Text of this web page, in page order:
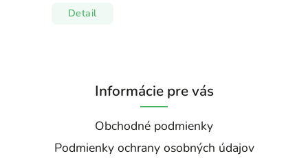
Detail
Informácie pre vás
Obchodné podmienky
Podmienky ochrany osobných údajov